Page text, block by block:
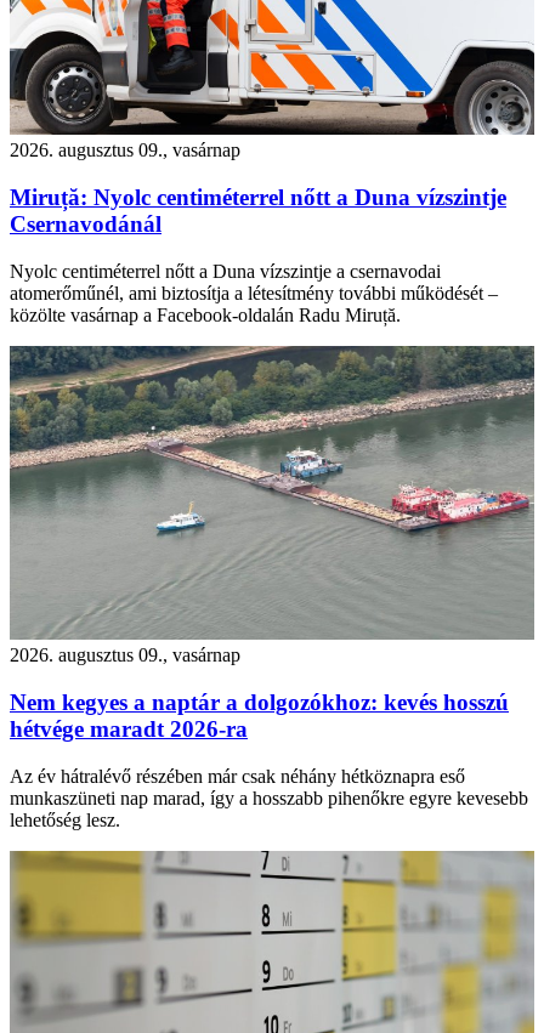
2026. augusztus 09., vasárnap
Miruță: Nyolc centiméterrel nőtt a Duna vízszintje
Csernavodánál
Nyolc centiméterrel nőtt a Duna vízszintje a csernavodai
atomerőműnél, ami biztosítja a létesítmény további működését –
közölte vasárnap a Facebook-oldalán Radu Miruță.
2026. augusztus 09., vasárnap
Nem kegyes a naptár a dolgozókhoz: kevés hosszú
hétvége maradt 2026-ra
Az év hátralévő részében már csak néhány hétköznapra eső
munkaszüneti nap marad, így a hosszabb pihenőkre egyre kevesebb
lehetőség lesz.